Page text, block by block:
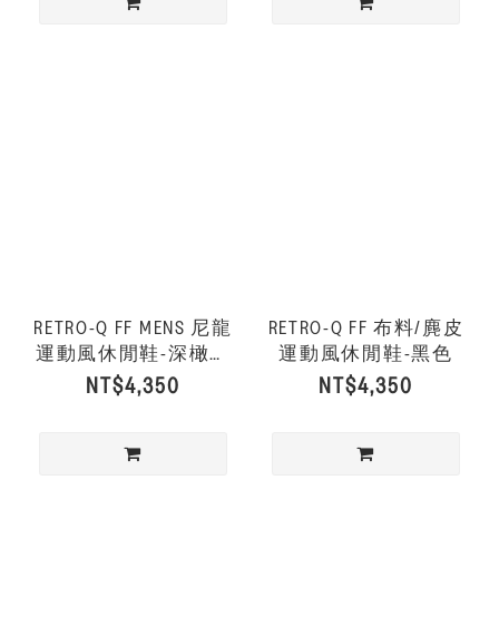
RETRO-Q FF MENS 尼龍
運動風休閒鞋-深橄欖
色
NT$4,350
RETRO-Q FF 布料/麂皮
運動風休閒鞋-黑色
NT$4,350